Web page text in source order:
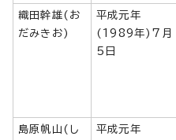
織田幹雄(お
だみきお)
平成元年
(1989年)7月
5日
島原帆山(し
平成元年